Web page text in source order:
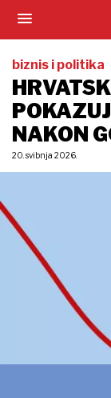
biznis i politika
NAKON
20. svibnja 2026.